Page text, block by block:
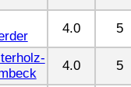
4.0 5
4.0 5